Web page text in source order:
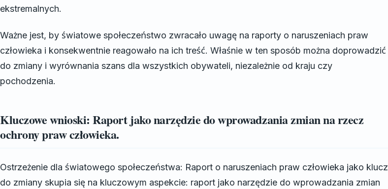
ekstremalnych.
Ważne jest, by światowe społeczeństwo zwracało uwagę na raporty o naruszeniach praw
człowieka i konsekwentnie reagowało na ich treść. Właśnie w ten sposób można doprowadzić
do zmiany i wyrównania szans dla wszystkich obywateli, niezależnie od kraju czy
pochodzenia.
Kluczowe wnioski: Raport jako narzędzie do wprowadzania zmian na rzecz
ochrony praw człowieka.
Ostrzeżenie dla światowego społeczeństwa: Raport o naruszeniach praw człowieka jako klucz
do zmiany skupia się na kluczowym aspekcie: raport jako narzędzie do wprowadzania zmian